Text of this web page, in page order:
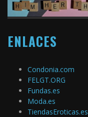
ENLACES
Condonia.com
FELGT.ORG
Fundas.es
Moda.es
TiendasEroticas.es